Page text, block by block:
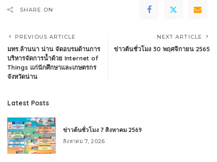
SHARE ON
PREVIOUS ARTICLE
มทร.ล้านนา น่าน จัดอบรมด้านการ
บริหารจัดการน้ำด้วย Internet of
Things แก่นักศึกษาและเกษตรกร
จังหวัดน่าน
NEXT ARTICLE
ข่าวต้นชั่วโมง 30 พฤศจิกายน 2565
Latest Posts
ข่าวต้นชั่วโมง 7 สิงหาคม 2569
สิงหาคม 7, 2026